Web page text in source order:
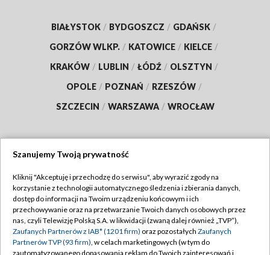
BIAŁYSTOK / BYDGOSZCZ / GDAŃSK /
GORZÓW WLKP. / KATOWICE / KIELCE /
KRAKÓW / LUBLIN / ŁÓDŹ / OLSZTYN /
OPOLE / POZNAŃ / RZESZÓW /
SZCZECIN / WARSZAWA / WROCŁAW
TVP
Abonament TVP
Emisja w TVP
Centrum informacji TVP
Regulamin TVP
Polityka prywatności
Moje zgody
Szanujemy Twoją prywatność
Kliknij "Akceptuję i przechodzę do serwisu", aby wyrazić zgody na
korzystanie z technologii automatycznego śledzenia i zbierania danych,
dostęp do informacji na Twoim urządzeniu końcowym i ich
przechowywanie oraz na przetwarzanie Twoich danych osobowych przez
nas, czyli Telewizję Polską S.A. w likwidacji (zwaną dalej również „TVP”),
Zaufanych Partnerów z IAB* (1201 firm) oraz pozostałych Zaufanych
Partnerów TVP (93 firm), w celach marketingowych (w tym do
zautomatyzowanego dopasowania reklam do Twoich zainteresowań i